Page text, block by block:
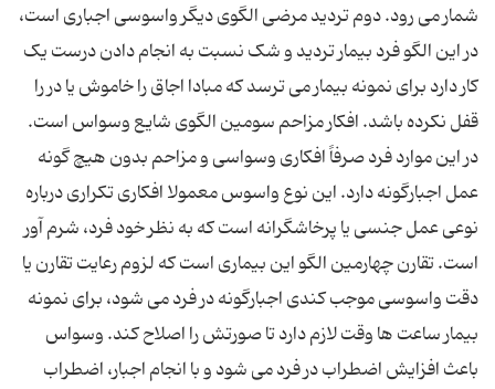
شمار می ‌رود. دوم تردید مرضی الگوی دیگر واسوسی اجباری است،
در این الگو فرد بیمار تردید و شک نسبت به انجام دادن درست یک
کار دارد برای نمونه بیمار می ‌ترسد که مبادا اجاق را خاموش یا در را
قفل نکرده باشد. افکار مزاحم سومین الگوی شایع وسواس است.
در این موارد فرد صرفاً افکاری وسواسی و مزاحم بدون هیچ ‌گونه
عمل اجبارگونه دارد. این نوع واسوس معمولا افکاری تکراری درباره
نوعی عمل جنسی یا پرخاشگرانه است که به نظر خود فرد، شرم‌ آور
است. تقارن چهارمین الگو این بیماری است که لزوم رعایت تقارن یا
دقت واسوسی موجب کندی اجبارگونه در فرد می ‌شود، برای نمونه
بیمار ساعت‌ ها وقت لازم دارد تا صورتش را اصلاح کند. وسواس
باعث افزایش اضطراب در فرد می ‌شود و با انجام اجبار، اضطراب